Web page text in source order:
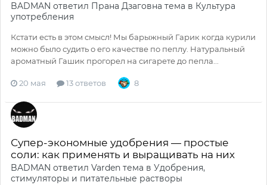
BADMAN ответил Прана Дзаговна тема в Культура
употребления
Кстати есть в этом смысл! Мы барыжный Гарик когда курили
можно было судить о его качестве по пеплу. Натуральный
ароматный Гашик прогорел на сигарете до пепла...
20 мая 13 ответов 8
Супер-экономные удобрения — простые
соли: как применять и выращивать на них
BADMAN ответил Varden тема в Удобрения,
стимуляторы и питательные растворы